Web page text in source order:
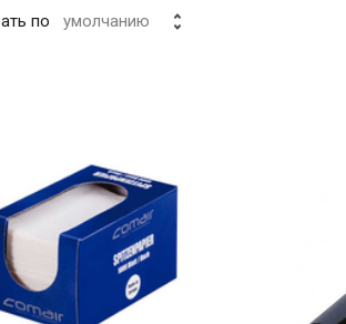
по умолчанию